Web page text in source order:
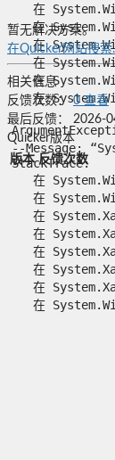
在
在
在
在
在
在
--Message:
StackTrace:
在
在
在
在
在
在
在
在
暂无解决方案。
在Quicker网站搜索
相关信息
反馈次数： 0查看
最后反馈：
2026-
Quicker版本
版本 反馈次数